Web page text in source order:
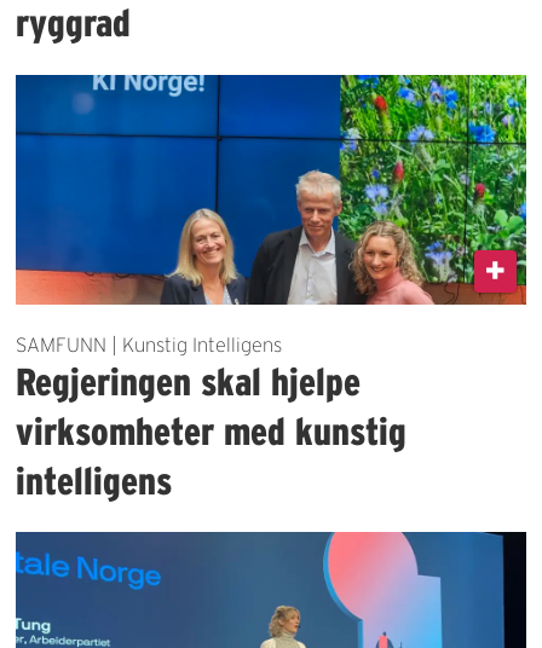
ryggrad
SAMFUNN | Kunstig Intelligens
Regjeringen skal hjelpe
virksomheter med kunstig
intelligens